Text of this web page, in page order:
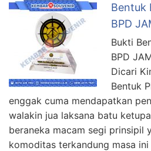
Bentuk
BPD
Bukti
BPD
Dicari
Bentuk
enggak cuma mendapatkan
walakin jua laksana batu
beraneka macam segi prinsipil
komoditas terkandung masa